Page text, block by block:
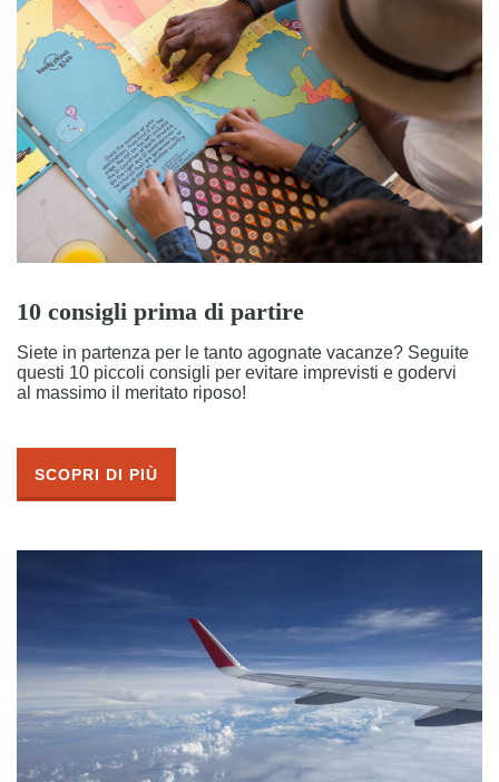
10 consigli prima di partire
Siete in partenza per le tanto agognate vacanze? Seguite
questi 10 piccoli consigli per evitare imprevisti e godervi
al massimo il meritato riposo!
SCOPRI DI PIÙ